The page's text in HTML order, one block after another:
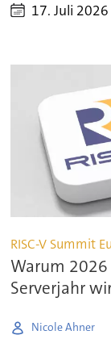
17. Juli 2026
RISC-V Summit
Warum 2026
Serverjahr
Nicole Ahner